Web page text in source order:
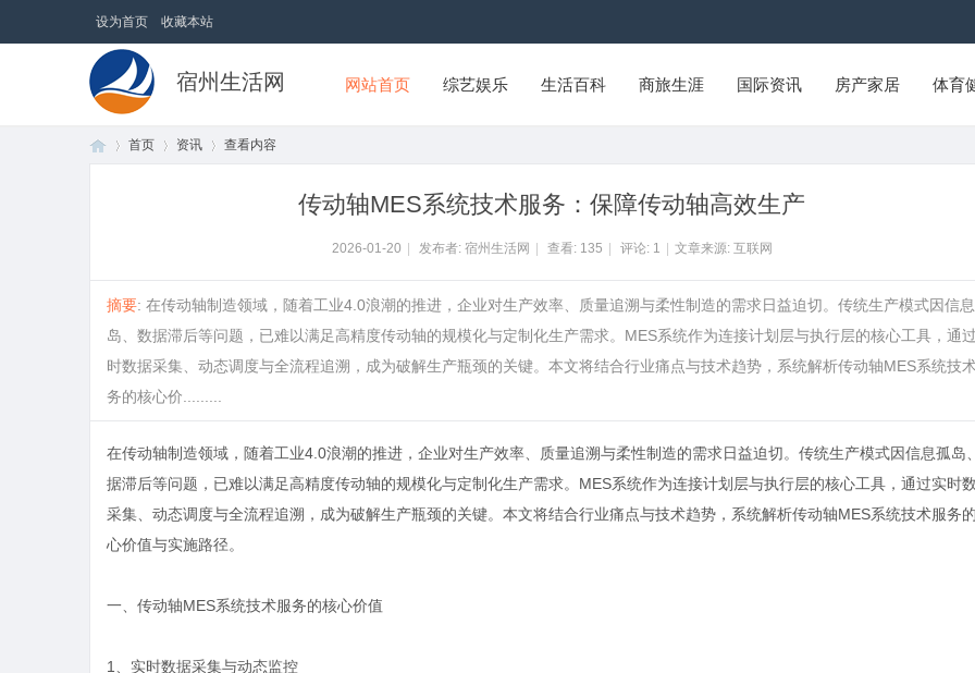
设为首页 收藏本站
宿州生活网 网站首页 综艺娱乐 生活百科 商旅生涯 国际资讯 房产家居 体育
首页 资讯 查看内容
传动轴MES系统技术服务：保障传动轴高效生产
2026-01-20 发布者: 宿州生活网 查看: 135 评论: 1 文章来源: 互联网
摘要: 在传动轴制造领域，随着工业4.0浪潮的推进，企业对生产效率、质量追溯与柔性制造的需求日益迫切。传统生产模式因信
岛、数据滞后等问题，已难以满足高精度传动轴的规模化与定制化生产需求。MES系统作为连接计划层与执行层的核心工具，通
时数据采集、动态调度与全流程追溯，成为破解生产瓶颈的关键。本文将结合行业痛点与技术趋势，系统解析传动轴MES系统技
务的核心价.........
在传动轴制造领域，随着工业4.0浪潮的推进，企业对生产效率、质量追溯与柔性制造的需求日益迫切。传统生产模式因信息孤岛
据滞后等问题，已难以满足高精度传动轴的规模化与定制化生产需求。MES系统作为连接计划层与执行层的核心工具，通过实时
采集、动态调度与全流程追溯，成为破解生产瓶颈的关键。本文将结合行业痛点与技术趋势，系统解析传动轴MES系统技术服务
心价值与实施路径。
一、传动轴MES系统技术服务的核心价值
1、实时数据采集与动态监控